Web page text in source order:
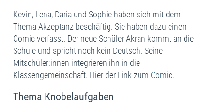
Kevin, Lena, Daria und Sophie haben sich mit dem
Thema Akzeptanz beschäftig. Sie haben dazu einen
Comic verfasst. Der neue Schüler Akran kommt an die
Schule und spricht noch kein Deutsch. Seine
Mitschüler:innen integrieren ihn in die
Klassengemeinschaft. Hier der Link zum Comic.
Thema Knobelaufgaben